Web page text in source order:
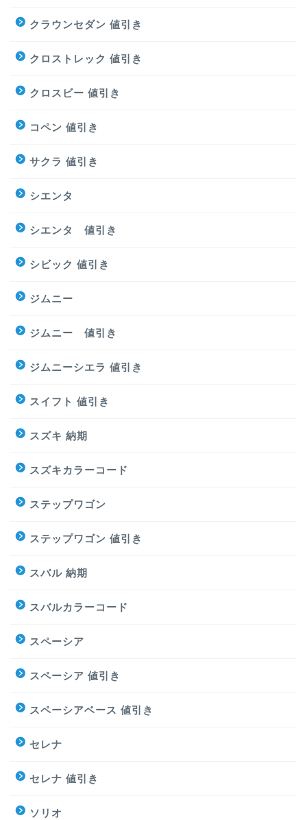
クラウンセダン 値引き
クロストレック 値引き
クロスビー 値引き
コペン 値引き
サクラ 値引き
シエンタ
シエンタ 値引き
シビック 値引き
ジムニー
ジムニー 値引き
ジムニーシエラ 値引き
スイフト 値引き
スズキ 納期
スズキカラーコード
ステップワゴン
ステップワゴン 値引き
スバル 納期
スバルカラーコード
スペーシア
スペーシア 値引き
スペーシアベース 値引き
セレナ
セレナ 値引き
ソリオ